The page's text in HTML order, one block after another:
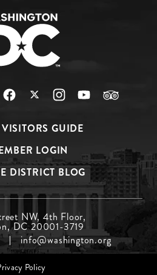
VISITORS GUIDE
LOGIN
DISTRICT BLOG
NW, 4th Floor,
DC 20001-3719
info@washington.org
Policy